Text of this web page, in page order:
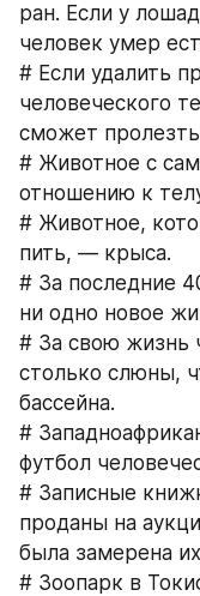
ран. Если у
человек умер
# Если удалить
человеческого
сможет
# Животное с
отношению к
# Животное,
пить, — крыса.
# За последние
ни одно новое
# За свою жизнь
столько слюны,
бассейна.
#
футбол
# Записные
проданы на
была замерена
# Зоопарк в